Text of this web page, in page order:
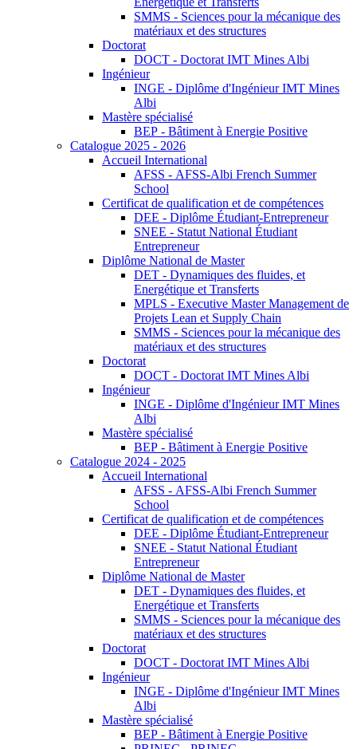
SMMS - Sciences pour la mécanique des
matériaux et des structures
Doctorat
DOCT - Doctorat IMT Mines Albi
Ingénieur
INGE - Diplôme d'Ingénieur IMT Mines
Albi
Mastère spécialisé
BEP - Bâtiment à Energie Positive
Catalogue 2025 - 2026
Accueil International
AFSS - AFSS-Albi French Summer
School
Certificat de qualification et de compétences
DEE - Diplôme Étudiant-Entrepreneur
SNEE - Statut National Étudiant
Entrepreneur
Diplôme National de Master
DET - Dynamiques des fluides, et
Energétique et Transferts
MPLS - Executive Master Management de
Projets Lean et Supply Chain
SMMS - Sciences pour la mécanique des
matériaux et des structures
Doctorat
DOCT - Doctorat IMT Mines Albi
Ingénieur
INGE - Diplôme d'Ingénieur IMT Mines
Albi
Mastère spécialisé
BEP - Bâtiment à Energie Positive
Catalogue 2024 - 2025
Accueil International
AFSS - AFSS-Albi French Summer
School
Certificat de qualification et de compétences
DEE - Diplôme Étudiant-Entrepreneur
SNEE - Statut National Étudiant
Entrepreneur
Diplôme National de Master
DET - Dynamiques des fluides, et
Energétique et Transferts
SMMS - Sciences pour la mécanique des
matériaux et des structures
Doctorat
DOCT - Doctorat IMT Mines Albi
Ingénieur
INGE - Diplôme d'Ingénieur IMT Mines
Albi
Mastère spécialisé
BEP - Bâtiment à Energie Positive